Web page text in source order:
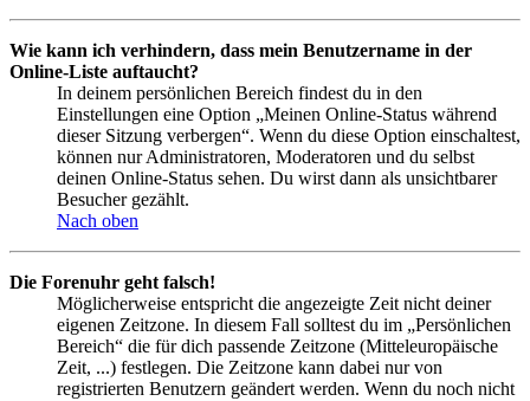
Wie kann ich verhindern, dass mein Benutzername in der
Online-Liste auftaucht?
In deinem persönlichen Bereich findest du in den
Einstellungen eine Option „Meinen Online-Status während
dieser Sitzung verbergen“. Wenn du diese Option einschaltest,
können nur Administratoren, Moderatoren und du selbst
deinen Online-Status sehen. Du wirst dann als unsichtbarer
Besucher gezählt.
Nach oben
Die Forenuhr geht falsch!
Möglicherweise entspricht die angezeigte Zeit nicht deiner
eigenen Zeitzone. In diesem Fall solltest du im „Persönlichen
Bereich“ die für dich passende Zeitzone (Mitteleuropäische
Zeit, ...) festlegen. Die Zeitzone kann dabei nur von
registrierten Benutzern geändert werden. Wenn du noch nicht